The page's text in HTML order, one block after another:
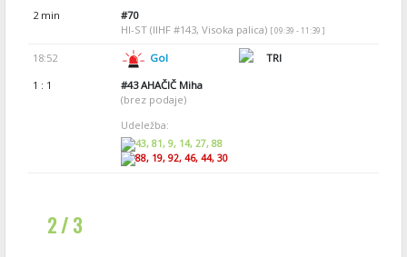
2 min
#70
HI-ST (IIHF #143, Visoka palica) [ 09:39 - 11:39 ]
18:52 Gol
TRI
1 : 1
#43AHAČIČ Miha
(brez podaje)
Udeležba:
43, 81, 9, 14, 27, 88
88, 19, 92, 46, 44, 30
2 / 3